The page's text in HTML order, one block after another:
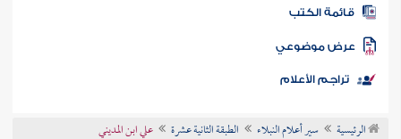
المكتبة
الكتب
موضوعي
تراجم الأعلام
الرئيسية سير أعلام النبلاء الطبقة الثانية عشرة علي ابن المديني